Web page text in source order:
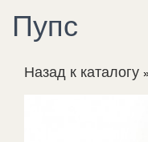
Пупс
Назад к каталогу